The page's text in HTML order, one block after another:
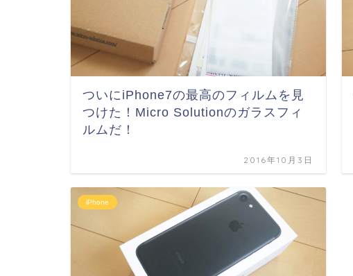
ついにiPhone7の最高のフィルムを見
つけた！Micro Solutionのガラスフィ
ルムだ！
2016年10月3日
iPhone